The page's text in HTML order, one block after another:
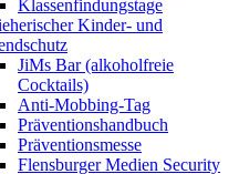
Klassenfindungstage
Kinder- und
JiMs Bar (alkoholfreie
Cocktails)
Anti-Mobbing-Tag
Präventionshandbuch
Präventionsmesse
Flensburger Medien Security